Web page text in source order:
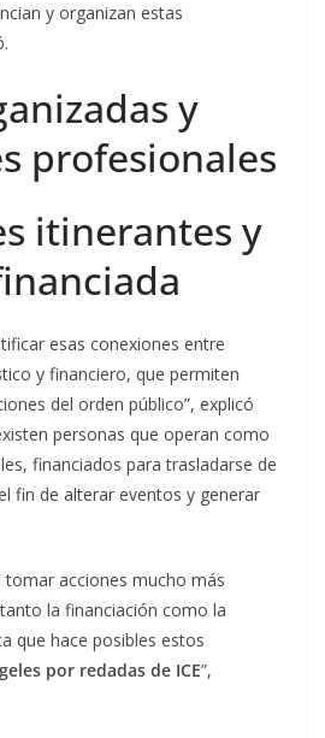
y organizan estas
y
profesionales
itinerantes y
esas conexiones entre
y financiero, que permiten
del orden público”, explicó
personas que operan como
financiados para trasladarse de
fin de alterar eventos y generar
tomar acciones mucho más
la financiación como la
que hace posibles estos
por redadas de ICE”,